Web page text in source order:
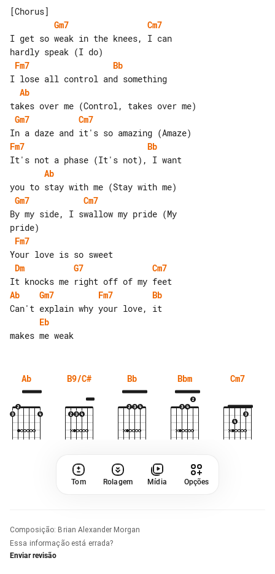
Gm7
Cm7
I get so weak in the knees, I can
Fm7
Bb
Ab
Gm7
Cm7
Fm7
Bb
Ab
Gm7
Cm7
By my side, I swallow my pride (My
Fm7
Dm
G7
Cm7
Ab
Gm7 Fm7
Bb
Eb
Ab B9/C# Bb Bbm Cm7
Tom Rolagem Mídia Opções
Composição: Brian Alexander Morgan
Essa informação está errada?
Enviar revisão